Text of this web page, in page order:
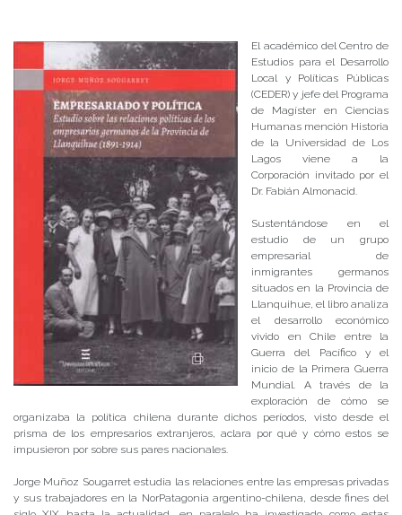
El académico del Centro de
Estudios para el Desarrollo
Local y Políticas Públicas
(CEDER) y jefe del Programa
de Magíster en Ciencias
Humanas mención Historia
de la Universidad de Los
Lagos viene a la
Corporación invitado por el
Dr. Fabián Almonacid.
Sustentándose en el
estudio de un grupo
empresarial de
inmigrantes germanos
situados en la Provincia de
Llanquihue, el libro analiza
el desarrollo económico
vivido en Chile entre la
Guerra del Pacífico y el
inicio de la Primera Guerra
Mundial. A través de la
exploración de cómo se
organizaba la política chilena durante dichos períodos, visto desde el
prisma de los empresarios extranjeros, aclara por qué y cómo estos se
impusieron por sobre sus pares nacionales.
Jorge Muñoz Sougarret estudia las relaciones entre las empresas privadas
y sus trabajadores en la NorPatagonia argentino-chilena, desde fines del